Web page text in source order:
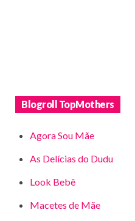
Blogroll TopMothers
Agora Sou Mãe
As Delícias do Dudu
Look Bebê
Macetes de Mãe